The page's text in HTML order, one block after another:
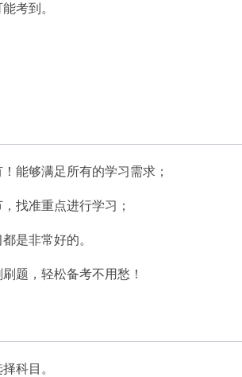
考到。
能够满足所有的学习需求；
找准重点进行学习；
是非常好的。
题，轻松备考不用愁！
科目。